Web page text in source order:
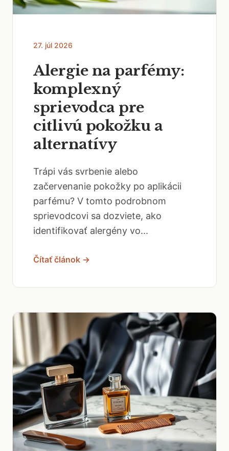
27. júl 2026
Alergie na parfémy:
komplexný
sprievodca pre
citlivú pokožku a
alternatívy
Trápi vás svrbenie alebo
začervenanie pokožky po aplikácii
parfému? V tomto podrobnom
sprievodcovi sa dozviete, ako
identifikovať alergény vo...
Čítať článok →